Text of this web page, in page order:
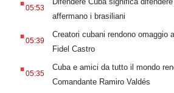
05:53
affermano i brasiliani
.05:39
Creatori cubani rendono omaggio
Fidel Castro
.05:35
Cuba e amici da tutto il mondo
Comandante Ramiro Valdés